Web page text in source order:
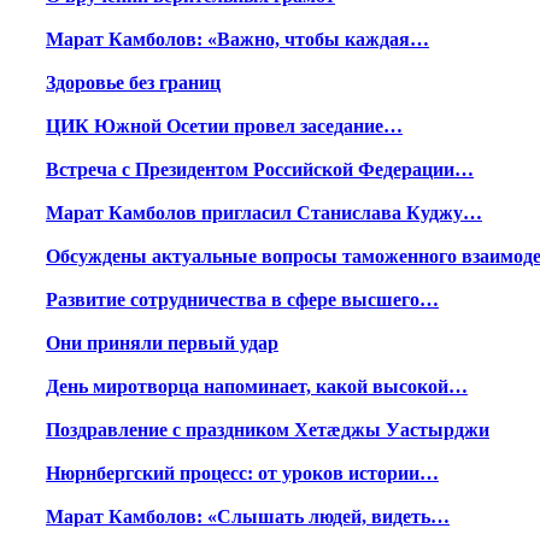
Марат Камболов: «Важно, чтобы каждая…
Здоровье без границ
ЦИК Южной Осетии провел заседание…
Встреча с Президентом Российской Федерации…
Марат Камболов пригласил Станислава Куджу…
Обсуждены актуальные вопросы таможенного
Развитие сотрудничества в сфере высшего…
Они приняли первый удар
День миротворца напоминает, какой высокой…
Поздравление с праздником Хетæджы Уастырджи
Нюрнбергский процесс: от уроков истории…
Марат Камболов: «Слышать людей, видеть…